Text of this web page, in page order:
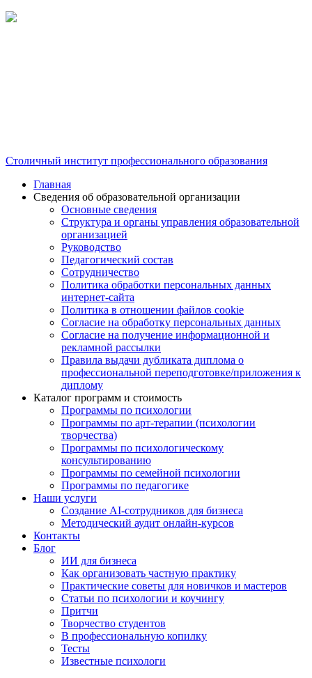
Столичный институт профессионального образования
Главная
Сведения об образовательной организации
Основные сведения
Структура и органы управления образовательной
организацией
Руководство
Педагогический состав
Сотрудничество
Политика обработки персональных данных
интернет-сайта
Политика в отношении файлов cookie
Согласие на обработку персональных данных
Согласие на получение информационной и
рекламной рассылки
Правила выдачи дубликата диплома о
профессиональной переподготовке/приложения к
диплому
Каталог программ и стоимость
Программы по психологии
Программы по арт-терапии (психологии
творчества)
Программы по психологическому
консультированию
Программы по семейной психологии
Программы по педагогике
Наши услуги
Создание AI-сотрудников для бизнеса
Методический аудит онлайн-курсов
Контакты
Блог
ИИ для бизнеса
Как организовать частную практику
Практические советы для новичков и мастеров
Статьи по психологии и коучингу
Притчи
Творчество студентов
В профессиональную копилку
Тесты
Известные психологи